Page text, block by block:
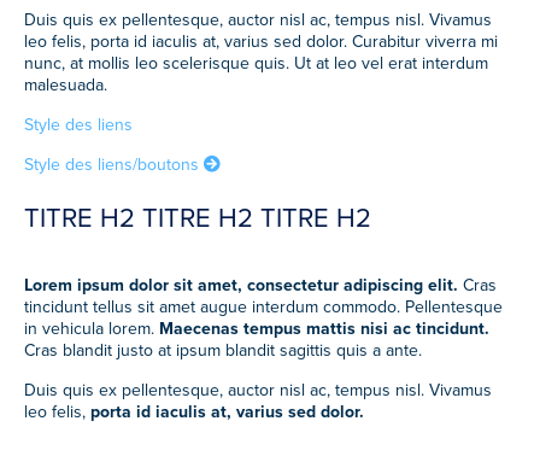
Duis quis ex pellentesque, auctor nisl ac, tempus nisl. Vivamus
leo felis, porta id iaculis at, varius sed dolor. Curabitur viverra mi
nunc, at mollis leo scelerisque quis. Ut at leo vel erat interdum
malesuada.
Style des liens
Style des liens/boutons
TITRE H2 TITRE H2 TITRE H2
Lorem ipsum dolor sit amet, consectetur adipiscing elit. Cras
tincidunt tellus sit amet augue interdum commodo. Pellentesque
in vehicula lorem. Maecenas tempus mattis nisi ac tincidunt.
Cras blandit justo at ipsum blandit sagittis quis a ante.
Duis quis ex pellentesque, auctor nisl ac, tempus nisl. Vivamus
leo felis, porta id iaculis at, varius sed dolor.